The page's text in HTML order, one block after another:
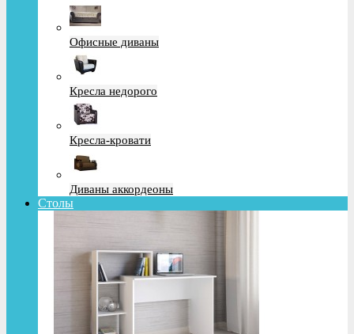
Офисные диваны
Кресла недорого
Кресла-кровати
Диваны аккордеоны
Столы